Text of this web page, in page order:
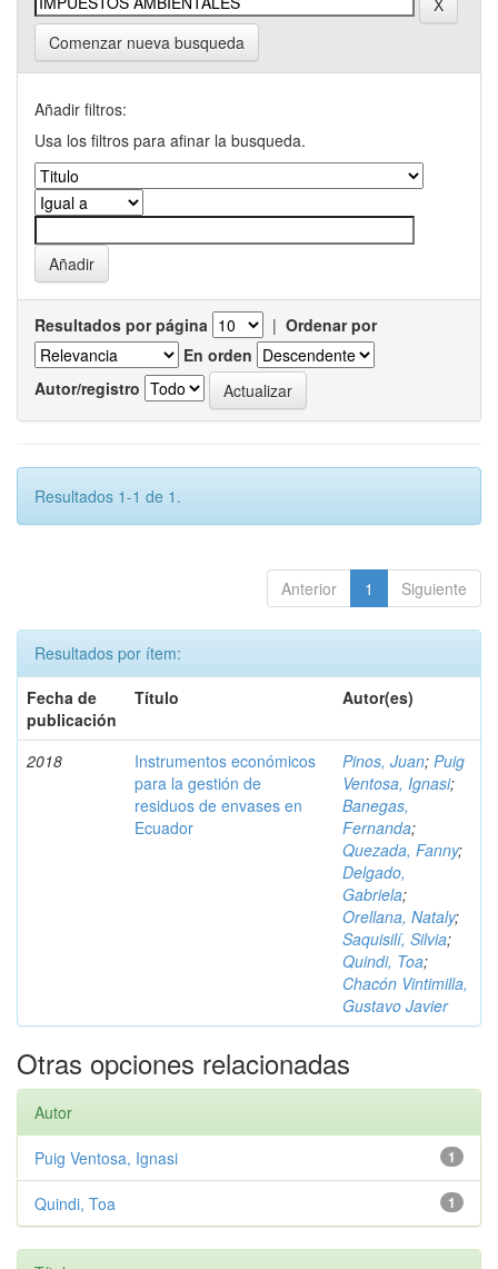
Comenzar nueva busqueda
Añadir filtros:
Usa los filtros para afinar la busqueda.
Resultados por página | Ordenar por
En orden
Autor/registro
Resultados 1-1 de 1.
Anterior 1 Siguiente
Resultados por ítem:
Fecha de
publicación
Título Autor(es)
2018
Instrumentos económicos
para la gestión de
residuos de envases en
Ecuador
Pinos, Juan; Puig
Ventosa, Ignasi;
Banegas,
Fernanda;
Quezada, Fanny;
Delgado,
Gabriela;
Orellana, Nataly;
Saquisilí, Silvia;
Quindi, Toa;
Chacón Vintimilla,
Gustavo Javier
Otras opciones relacionadas
Autor
1
Puig Ventosa, Ignasi
1
Quindi, Toa